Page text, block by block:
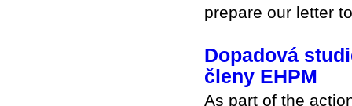
prepare our letter
Dopadová
členy EHPM
As part of the